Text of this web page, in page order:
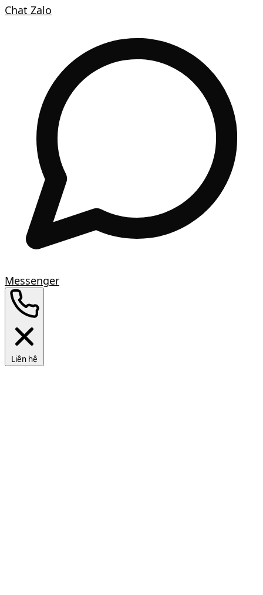
Chat Zalo
Messenger
Liên hệ